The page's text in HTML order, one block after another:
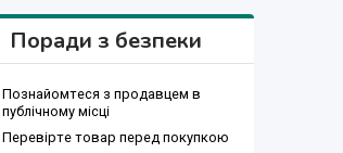
Поради з безпеки
Познайомтеся з продавцем в
публічному місці
Перевірте товар перед покупкою